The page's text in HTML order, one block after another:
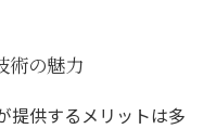
術の魅力
提供するメリットは多